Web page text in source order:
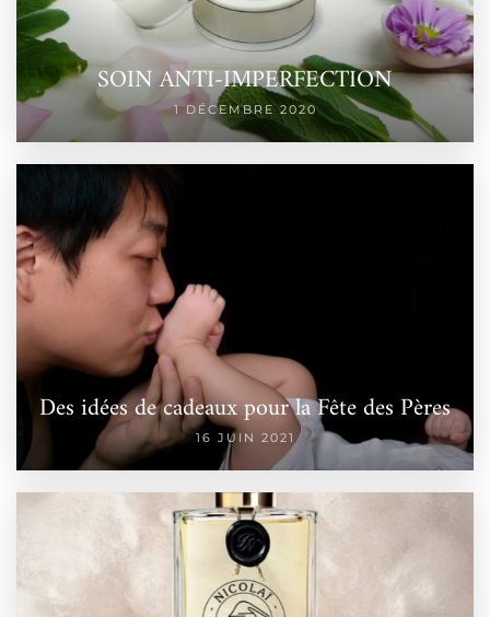
SOIN ANTI-IMPERFECTION
1 DÉCEMBRE 2020
Des idées de cadeaux pour la Fête des Pères
16 JUIN 2021